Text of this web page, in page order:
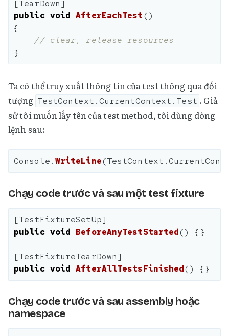
[TearDown]
public void AfterEachTest()
{
// clear, release resources
}
Ta có thể truy xuất thông tin của test thông qua đối
tượng TestContext.CurrentContext.Test . Giả
sử tôi muốn lấy tên của test method, tôi dùng dòng
lệnh sau:
Console .WriteLine(TestContext .
Chạy code trước và sau một test fixture
[TestFixtureSetUp]
public void BeforeAnyTestStarted() {}
[TestFixtureTearDown]
public void AfterAllTestsFinished() {}
Chạy code trước và sau assembly hoặc
namespace